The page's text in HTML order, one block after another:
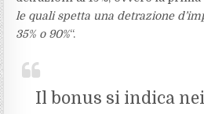
le quali spetta una detrazione
35% o 90%“.
Il bonus si indica